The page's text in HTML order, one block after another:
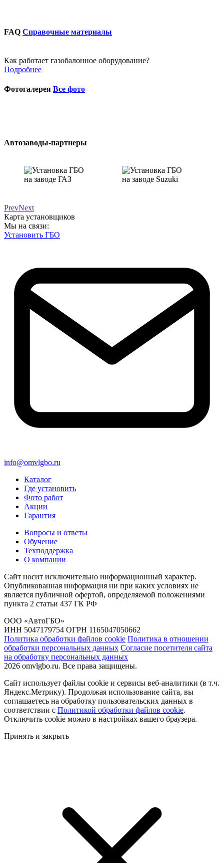
FAQ Справочные материалы
Как работает газобалонное оборудование?
Подробнее
Фотогалерея Все фото
Автозаводы-партнеры
PrevNext
Карта установщиков
Мы на связи:
Установить ГБО
info@omvlgbo.ru
Каталог
Где установить
Фото работ
Акции
Гарантия
Вопросы и ответы
Обучение
Техподдержка
О компании
Сайт носит исключительно информационный характер.
Опубликованная информация ни при каких условиях не
является публичной офертой, определяемой положениями
пункта 2 статьи 437 ГК РФ
ООО «АвтоГБО»
ИНН 5047179754 ОГРН 1165047050662
Политика обработки файлов cookie Политика в отношении
обработки персональных данных Согласие посетителя сайта
на обработку персональных данных
2026 omvlgbo.ru. Все права защищены.
Сайт использует файлы cookie и сервисы веб-аналитики (в т.ч.
Яндекс.Метрику). Продолжая использование сайта, вы
соглашаетесь на обработку пользовательских данных в
соответствии с Политикой обработки файлов cookie.
Отключить cookie можно в настройках вашего браузера.
Принять и закрыть